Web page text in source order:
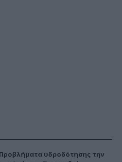
υδροδότησης την